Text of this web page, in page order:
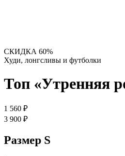
СКИДКА 60%
Худи, лонгсливы и футболки
Топ «Утренняя
1 560 ₽
3 900 ₽
Размер S